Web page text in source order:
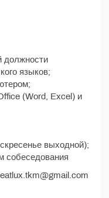
должности
языков;
(Word, Excel) и
выходной);
собеседования